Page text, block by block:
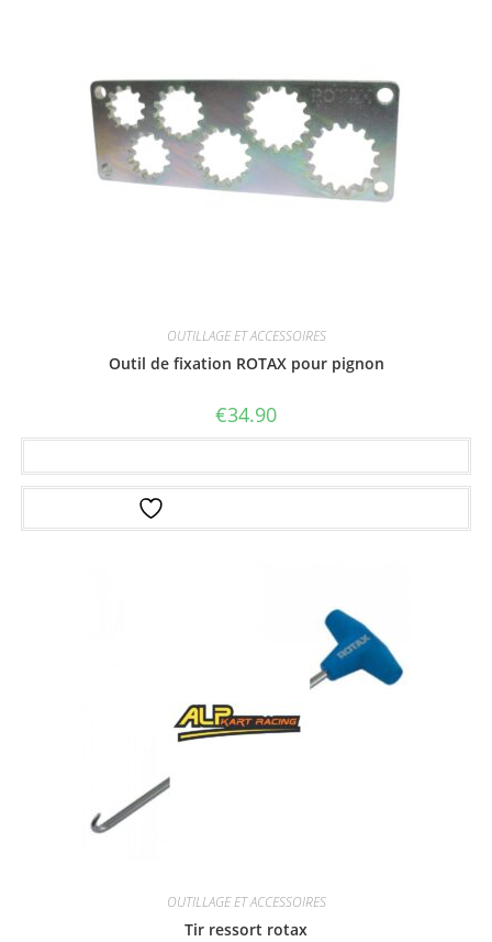
OUTILLAGE ET ACCESSOIRES
Outil de fixation ROTAX pour pignon
€34.90
OUTILLAGE ET ACCESSOIRES
Tir ressort rotax